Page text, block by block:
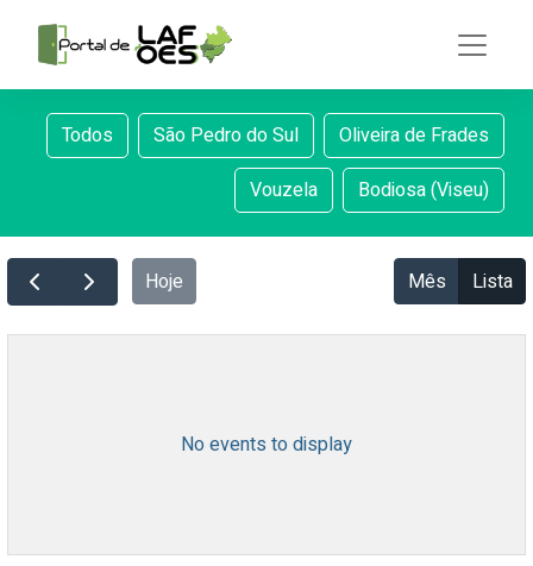
Todos São Pedro do Sul
Oliveira de Frades
Vouzela
Bodiosa (Viseu)
Hoje Mês Lista
No events to display